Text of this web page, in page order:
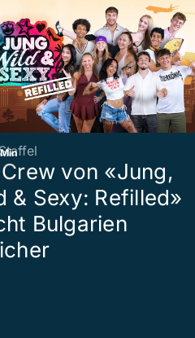
von «Jung,
& Sexy: Refilled»
Bulgarien